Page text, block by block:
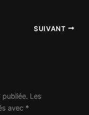
SUIVANT
Les
avec *